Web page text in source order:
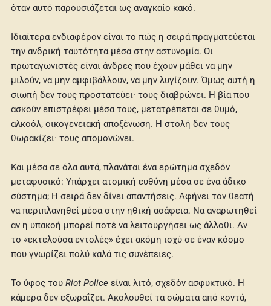
όταν αυτό παρουσιάζεται ως αναγκαίο κακό.
Ιδιαίτερα ενδιαφέρον είναι το πώς η σειρά πραγματεύεται
την ανδρική ταυτότητα μέσα στην αστυνομία. Οι
πρωταγωνιστές είναι άνδρες που έχουν μάθει να μην
μιλούν, να μην αμφιβάλλουν, να μην λυγίζουν. Όμως αυτή η
σιωπή δεν τους προστατεύει· τους διαβρώνει. Η βία που
ασκούν επιστρέφει μέσα τους, μετατρέπεται σε θυμό,
αλκοόλ, οικογενειακή αποξένωση. Η στολή δεν τους
θωρακίζει· τους απομονώνει.
Και μέσα σε όλα αυτά, πλανάται ένα ερώτημα σχεδόν
μεταφυσικό: Υπάρχει ατομική ευθύνη μέσα σε ένα άδικο
σύστημα; Η σειρά δεν δίνει απαντήσεις. Αφήνει τον θεατή
να περιπλανηθεί μέσα στην ηθική ασάφεια. Να αναρωτηθεί
αν η υπακοή μπορεί ποτέ να λειτουργήσει ως άλλοθι. Αν
το «εκτελούσα εντολές» έχει ακόμη ισχύ σε έναν κόσμο
που γνωρίζει πολύ καλά τις συνέπειες.
Το ύφος τουRiot Police είναι λιτό, σχεδόν ασφυκτικό. Η
κάμερα δεν εξωραΐζει. Ακολουθεί τα σώματα από κοντά,